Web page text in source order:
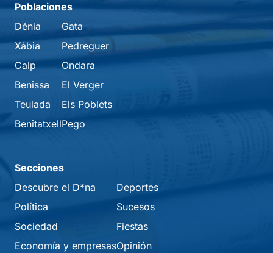
Poblaciones
Dénia
Xábia
Calp
Benissa
Teulada
Benitatxell
Gata
Pedreguer
Ondara
El Verger
Els Poblets
Pego
Secciones
Descubre el D*na
Política
Sociedad
Economía y empresas
Deportes
Sucesos
Fiestas
Opinión